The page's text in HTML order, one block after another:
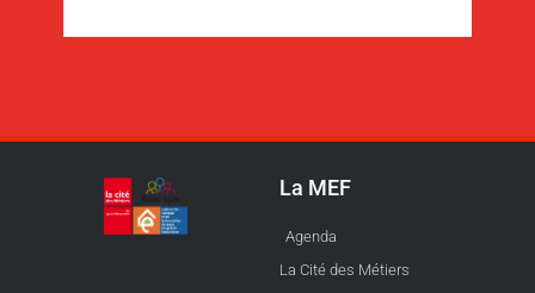
La MEF
Agenda
La Cité des Métiers